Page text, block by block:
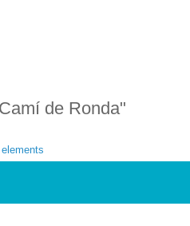
de Ronda"